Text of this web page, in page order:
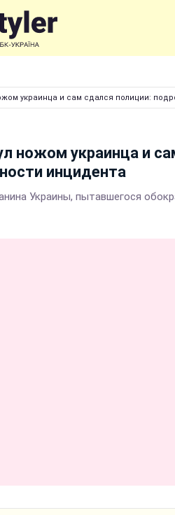
украинца и сам сдался полиции:
ножом украинца и
инцидента
Украины, пытавшегося